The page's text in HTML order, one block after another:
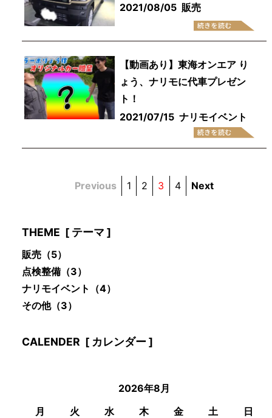
2021/08/05 販売
【動画あり】東海オンエア り
ょう、ナリモに代車プレゼン
ト！
2021/07/15 ナリモイベント
Previous 1 2 3 4 Next
THEME [ テーマ ]
販売（5）
点検整備（3）
ナリモイベント
（4）
その他（3）
CALENDER [ カレンダー ]
2026年8月
月
火 水 木 金 土
日